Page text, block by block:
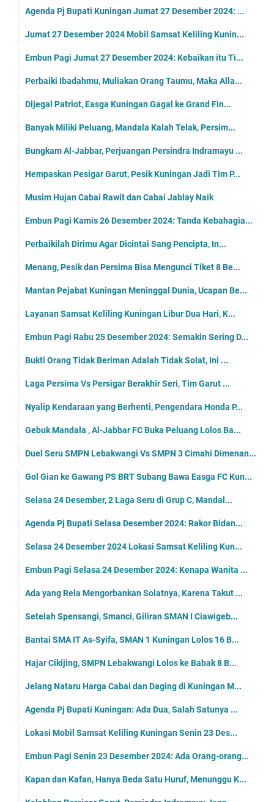
Agenda Pj Bupati Kuningan Jumat 27 Desember 2024: ...
Jumat 27 Desember 2024 Mobil Samsat Keliling Kunin...
Embun Pagi Jumat 27 Desember 2024: Kebaikan itu Ti...
Perbaiki Ibadahmu, Muliakan Orang Taumu, Maka Alla...
Dijegal Patriot, Easga Kuningan Gagal ke Grand Fin...
Banyak Miliki Peluang, Mandala Kalah Telak, Persim...
Bungkam Al-Jabbar, Perjuangan Persindra Indramayu ...
Hempaskan Pesigar Garut, Pesik Kuningan Jadi Tim P...
Musim Hujan Cabai Rawit dan Cabai Jablay Naik
Embun Pagi Kamis 26 Desember 2024: Tanda Kebahagia...
Perbaikilah Dirimu Agar Dicintai Sang Pencipta, In...
Menang, Pesik dan Persima Bisa Mengunci Tiket 8 Be...
Mantan Pejabat Kuningan Meninggal Dunia, Ucapan Be...
Layanan Samsat Keliling Kuningan Libur Dua Hari, K...
Embun Pagi Rabu 25 Desember 2024: Semakin Sering D...
Bukti Orang Tidak Beriman Adalah Tidak Solat, Ini ...
Laga Persima Vs Persigar Berakhir Seri, Tim Garut ...
Nyalip Kendaraan yang Berhenti, Pengendara Honda P...
Gebuk Mandala , Al-Jabbar FC Buka Peluang Lolos Ba...
Duel Seru SMPN Lebakwangi Vs SMPN 3 Cimahi Dimenan...
Gol Gian ke Gawang PS BRT Subang Bawa Easga FC Kun...
Selasa 24 Desember, 2 Laga Seru di Grup C, Mandal...
Agenda Pj Bupati Selasa Desember 2024: Rakor Bidan...
Selasa 24 Desember 2024 Lokasi Samsat Keliling Kun...
Embun Pagi Selasa 24 Desember 2024: Kenapa Wanita ...
Ada yang Rela Mengorbankan Solatnya, Karena Takut ...
Setelah Spensangi, Smanci, Giliran SMAN I Ciawigeb...
Bantai SMA IT As-Syifa, SMAN 1 Kuningan Lolos 16 B...
Hajar Cikijing, SMPN Lebakwangi Lolos ke Babak 8 B...
Jelang Nataru Harga Cabai dan Daging di Kuningan M...
Agenda Pj Bupati Kuningan: Ada Dua, Salah Satunya ...
Lokasi Mobil Samsat Keliling Kuningan Senin 23 Des...
Embun Pagi Senin 23 Desember 2024: Ada Orang-orang...
Kapan dan Kafan, Hanya Beda Satu Huruf, Menunggu K...